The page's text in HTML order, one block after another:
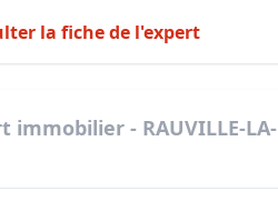
la fiche de l'expert
immobilier - RAUVILLE-LA-